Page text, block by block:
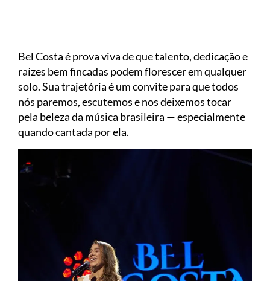
Bel Costa é prova viva de que talento, dedicação e
raízes bem fincadas podem florescer em qualquer
solo. Sua trajetória é um convite para que todos
nós paremos, escutemos e nos deixemos tocar
pela beleza da música brasileira — especialmente
quando cantada por ela.